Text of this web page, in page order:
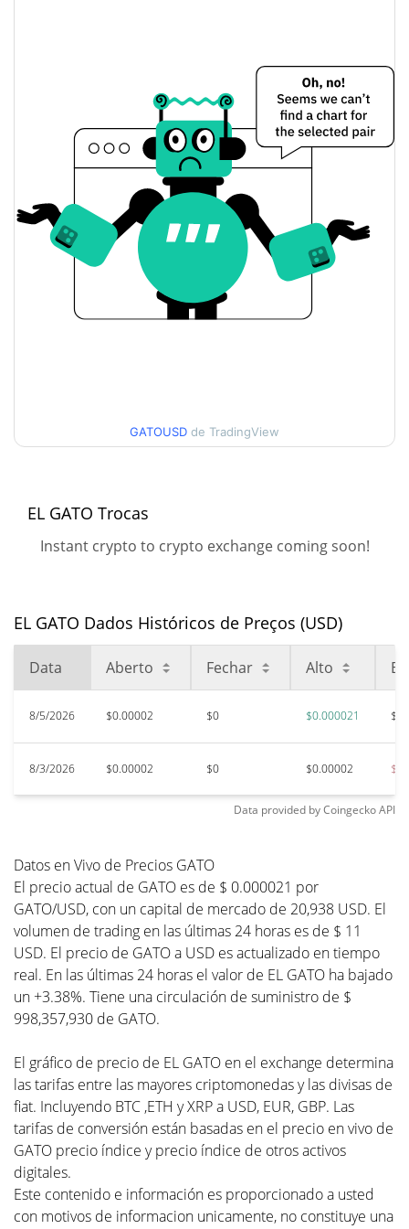
$0.000020996344
Abertura / Fecho de
$0.000020978848 /
$0.000020996344
A mudança de ontem
Volume de ontem $10.588429
Histórico do preço do EL GATO
Semana Alta
$0.000021046621
Nov 16, 2024 (1 anos atrás)
99.16%
Baixa de todos os tempos
Jun 6, 2026 (2 meses atrás)
$0.00000708
196.03%
GATOUSD de TradingView
EL GATO Trocas
Instant crypto to crypto exchange coming soon!
EL GATO Dados Históricos de Preços (USD)
Data Aberto Fechar Alto
8/5/2026 $0.00002 $0 $0.000021
8/3/2026 $0.00002 $0 $0.00002
Data provided byCoingeckoAPI
Datos en Vivo de Precios GATO
El precio actual de GATO es de $ 0.000021 por
GATO/USD, con un capital de mercado de 20,938 USD. El
volumen de trading en las últimas 24 horas es de $ 11
USD. El precio de GATO a USD es actualizado en tiempo
real. En las últimas 24 horas el valor de EL GATO ha bajado
un +3.38%. Tiene una circulación de suministro de $
998,357,930 de GATO.
El gráfico de precio de EL GATO en el exchange determina
las tarifas entre las mayores criptomonedas y las divisas de
fiat. Incluyendo BTC ,ETH y XRP a USD, EUR, GBP. Las
tarifas de conversión están basadas en el precio en vivo de
GATO precio índice y precio índice de otros activos
digitales.
Este contenido e información es proporcionado a usted
con motivos de informacion unicamente, no constituye una